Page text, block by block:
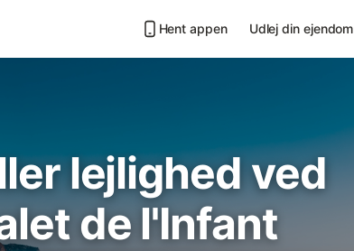
Hent appen Udlej din ejendom
lejlighed ved
de l'Infant